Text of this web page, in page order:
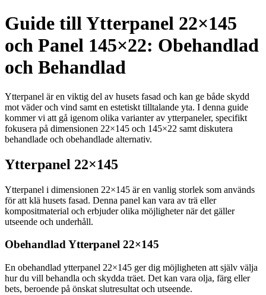
Guide till Ytterpanel 22×145
och Panel 145×22: Obehandlad
och Behandlad
Ytterpanel är en viktig del av husets fasad och kan ge både skydd
mot väder och vind samt en estetiskt tilltalande yta. I denna guide
kommer vi att gå igenom olika varianter av ytterpaneler, specifikt
fokusera på dimensionen 22×145 och 145×22 samt diskutera
behandlade och obehandlade alternativ.
Ytterpanel 22×145
Ytterpanel i dimensionen 22×145 är en vanlig storlek som används
för att klä husets fasad. Denna panel kan vara av trä eller
kompositmaterial och erbjuder olika möjligheter när det gäller
utseende och underhåll.
Obehandlad Ytterpanel 22×145
En obehandlad ytterpanel 22×145 ger dig möjligheten att själv välja
hur du vill behandla och skydda träet. Det kan vara olja, färg eller
bets, beroende på önskat slutresultat och utseende.